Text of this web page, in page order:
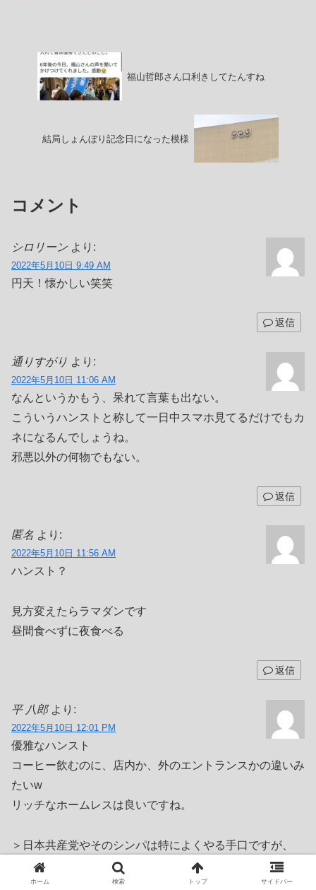
福山哲郎さん口利きしてたんすね
結局しょんぼり記念日になった模様
コメント
シロリーン より:
2022年5月10日 9:49 AM
円天！懐かしい笑笑
返信
通りすがり より:
2022年5月10日 11:06 AM
なんというかもう、呆れて言葉も出ない。
こういうハンストと称して一日中スマホ見てるだけでもカ
ネになるんでしょうね。
邪悪以外の何物でもない。
返信
匿名 より:
2022年5月10日 11:56 AM
ハンスト？
見方変えたらラマダンです
昼間食べずに夜食べる
返信
平 八郎 より:
2022年5月10日 12:01 PM
優雅なハンスト
コーヒー飲むのに、店内か、外のエントランスかの違いみ
たいw
リッチなホームレスは良いですね。
＞日本共産党やそのシンパは特によくやる手口ですが、
元々の言葉の定義を自分たちに都合の良い内容にすり替え
るのです。
ホーム 検索 トップ サイドバー